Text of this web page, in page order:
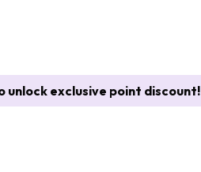
unlock exclusive point discount!